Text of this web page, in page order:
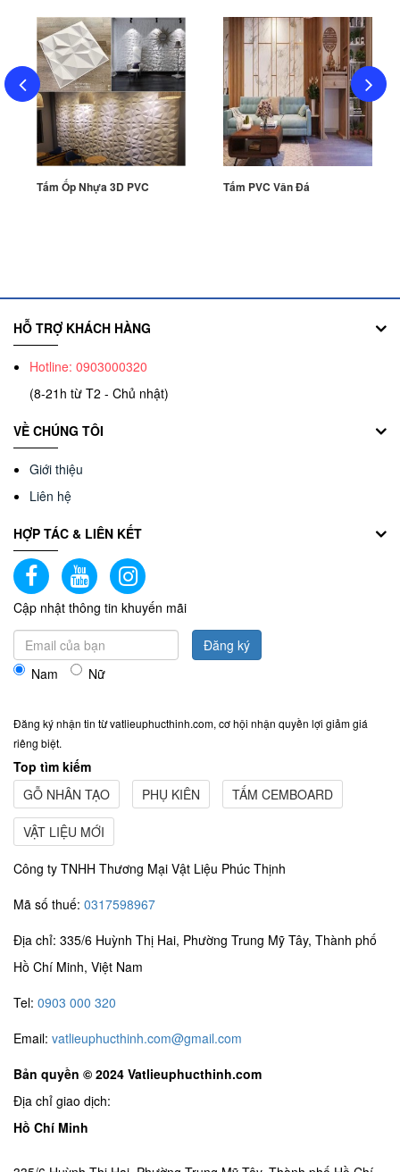
Tấm Ốp Nhựa 3D PVC Tấm PVC Vân Đá
HỖ TRỢ KHÁCH HÀNG
Hotline: 0903000320
(8-21h từ T2 - Chủ nhật)
VỀ CHÚNG TÔI
Giới thiệu
Liên hệ
HỢP TÁC & LIÊN KẾT
Cập nhật thông tin khuyến mãi
Nam Nữ
Đăng ký
Đăng ký nhận tin từ vatlieuphucthinh.com, cơ hội nhận quyền lợi giảm giá
riêng biệt.
Top tìm kiếm
GỖ NHÂN TẠO
PHỤ KIÊN TẤM CEMBOARD
VẬT LIỆU MỚI
Công ty TNHH Thương Mại Vật Liệu Phúc Thịnh
Mã số thuế: 0317598967
Địa chỉ: 335/6 Huỳnh Thị Hai, Phường Trung Mỹ Tây, Thành phố
Hồ Chí Minh, Việt Nam
Tel: 0903 000 320
Email: vatlieuphucthinh.com@gmail.com
Bản quyền © 2024 Vatlieuphucthinh.com
Địa chỉ giao dịch:
Hồ Chí Minh